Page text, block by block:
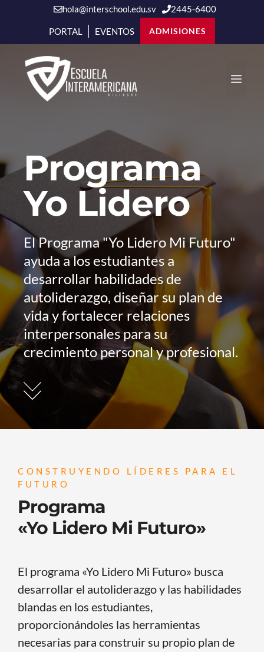
hola@interschool.edu.sv 2445-6400
PORTAL EVENTOS ADMISIONES
contenido
Programa
Yo Lidero
El Programa "Yo Lidero Mi Futuro"
ayuda a los estudiantes a
desarrollar habilidades de
autoliderazgo, diseñar su plan de
vida y fortalecer relaciones
interpersonales para su
crecimiento personal y profesional.
CONSTRUYENDO LÍDERES PARA EL
FUTURO
Programa
«Yo Lidero Mi Futuro»
El programa «Yo Lidero Mi Futuro» busca
desarrollar el autoliderazgo y las habilidades
blandas en los estudiantes,
proporcionándoles las herramientas
necesarias para construir su propio plan de